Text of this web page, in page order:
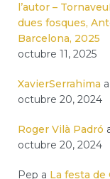
l’autor –
dues fosques,
Barcelona, 2025
octubre 11, 2025
XavierSerrahima a
octubre 20, 2024
Roger Vilà Padró
octubre 20, 2024
Pep a La festa de